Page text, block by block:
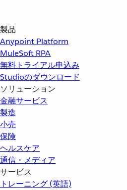
製品
Anypoint Platform
MuleSoft RPA
無料トライアル申込み
Studioのダウンロード
ソリューション
金融サービス
製造
小売
保険
ヘルスケア
通信・メディア
サービス
トレーニング (英語)